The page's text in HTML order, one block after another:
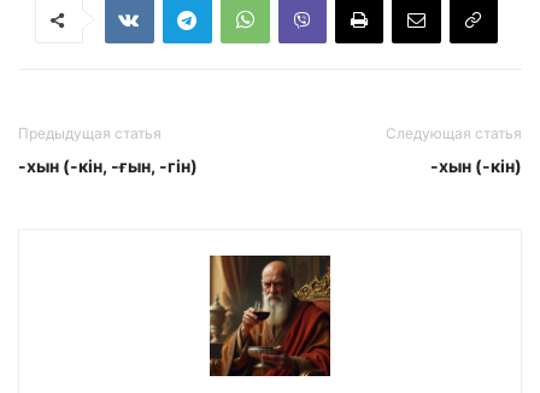
Предыдущая статья
-хын (-кін, -ғын, -гін)
Следующая статья
-хын (-кін)